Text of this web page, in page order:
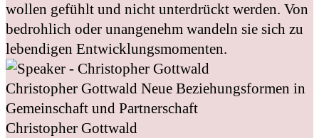
wollen gefühlt und nicht unterdrückt werden. Von
bedrohlich oder unangenehm wandeln sie sich zu
lebendigen Entwicklungsmomenten.
Christopher Gottwald Neue Beziehungsformen in
Gemeinschaft und Partnerschaft
Christopher Gottwald